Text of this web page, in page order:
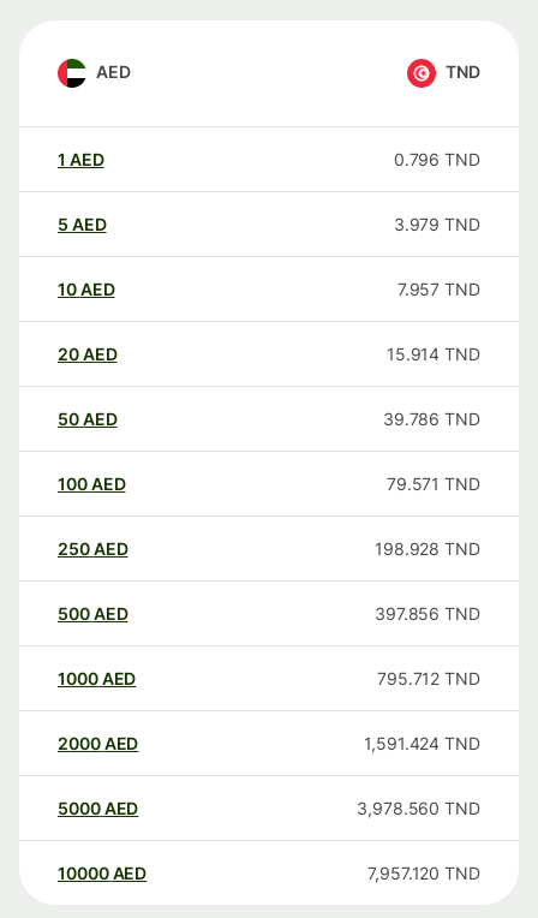
AED TND
1 AED 0.796 TND
5 AED 3.979 TND
10AED 7.957 TND
20AED 15.914 TND
50AED 39.786 TND
100AED 79.571 TND
250AED 198.928 TND
500AED 397.856 TND
1000AED 795.712 TND
2000AED 1,591.424 TND
5000AED 3,978.560 TND
10000 AED 7,957.120 TND